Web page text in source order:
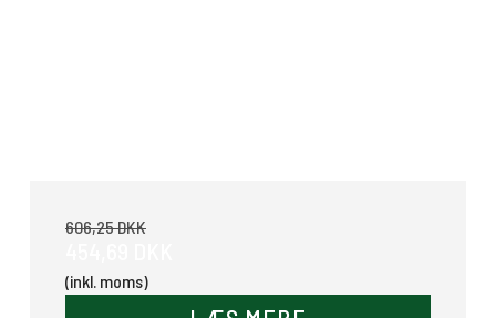
606,25 DKK
(inkl. moms)